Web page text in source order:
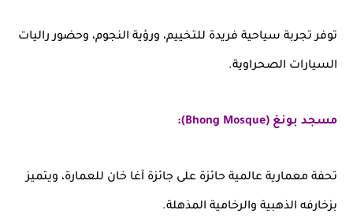
توفر تجربة سياحية فريدة للتخييم، ورؤية النجوم، وحضور راليات
السيارات الصحراوية.
مسجد بونغ (Bhong Mosque):
تحفة معمارية عالمية حائزة على جائزة آغا خان للعمارة، ويتميز
بزخارفه الذهبية والرخامية المذهلة.